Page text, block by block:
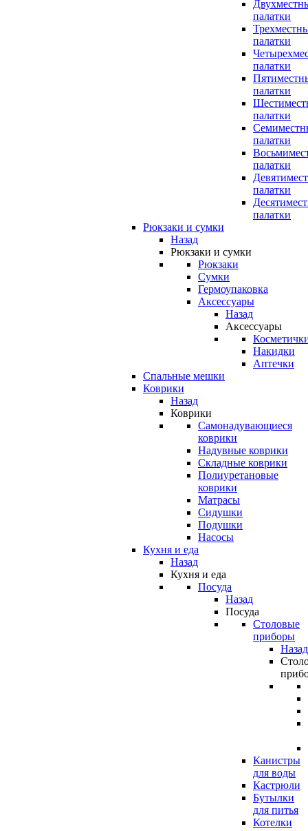
палатки
палатки
палатки
палатки
палатки
палатки
палатки
палатки
палатки
Рюкзаки и сумки
Назад
Рюкзаки и сумки
Рюкзаки
Сумки
Гермоупаковка
Аксессуары
Назад
Аксессуары
Накидки
Аптечки
Спальные мешки
Коврики
Назад
Коврики
Самонадувающиеся
коврики
Надувные коврики
Складные коврики
Полиуретановые
коврики
Матрасы
Сидушки
Подушки
Насосы
Кухня и еда
Назад
Кухня и еда
Посуда
Назад
Посуда
Столовые
приборы
Назад
Канистры
для воды
Кастрюли
Бутылки
для питья
Котелки